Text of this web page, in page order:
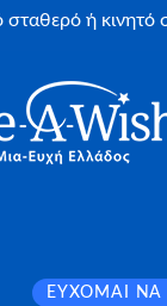
σταθερό ή κινητό
ΕΎΧΟΜΑΙ